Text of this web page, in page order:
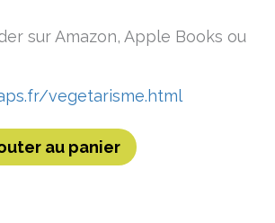
sur Amazon, Apple Books ou
vegetarisme.html
au panier